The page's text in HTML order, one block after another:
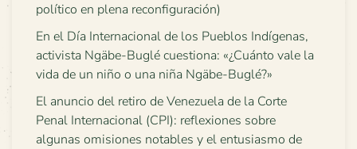
político en plena reconfiguración)
En el Día Internacional de los Pueblos Indígenas,
activista Ngäbe-Buglé cuestiona: «¿Cuánto vale la
vida de un niño o una niña Ngäbe-Buglé?»
El anuncio del retiro de Venezuela de la Corte
Penal Internacional (CPI): reflexiones sobre
algunas omisiones notables y el entusiasmo de